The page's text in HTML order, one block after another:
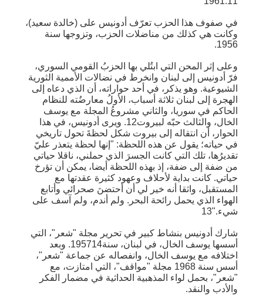
في صفوف هذا الحزب تعرّف أدونيس على (خالدة سعيد)،
وكانت هي كذلك من مناضلات الحزب، وتزوجها سنة
1956.
وعلى إثر المحن التي ابتُلي بها الحزبُ القومي السوري،
فرّ أدونيس إلى لبنان وانخرط في نضالات الأممية الثورية
الشيوعية. وهو يذكر، في أحد حواراته، أن الذي دعاه إلى
الهجرة إلى لبنان ثلاثة أسباب، الأولُ معارضُته للنظام
الحاكم في سوريا، والثاني مشروعُ المجلة مع يوسف
الخال، والثالث حبّه لبيروت12. ويرى أدونيس، في هذا
الحوار، أن انتقاله إلى بيروت شكل لحظةَ تحول تاريخي
في حياته؛ يقول عن هذه اللحظة: "إنها لحظة يتعذر عليّ
تقديرُها، تلك التي كانت الجسرَ الذي حملني، ناقلا حياتي
من ضفة إلى ضفة، إذ بهذه اللحظة أيضا، يمكن أن تؤرخ
حياتي. كانت بداية لأحلاف وعهود كثيرة عقدتها مع
المستقبل، واثقا أنه خير لي أن أحتضنَ صحرائي وأتابع
الهواء الذي يحمل رائحة البحر. ولم أندم، ولم آسف على
شيء."13
شارك أدونيس بنشاط كبير في تحرير مجلة "شعر"، التي
أسسها يوسف الخال، في لبنان، سنة195714. وبعد
اختلافه مع يوسف الخال، وانفصاله عن جماعة "شعر"،
أسس سنة 1968 مجلة "مواقف"، التي امتازت، مع
"شعر"، بحمل لواء المذهبية الحداثية في مضمار الفكر
والأدب والنقد.